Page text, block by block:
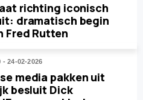
richting iconisch
dramatisch begin
Fred Rutten
- 24-02-2026
media pakken uit
besluit Dick